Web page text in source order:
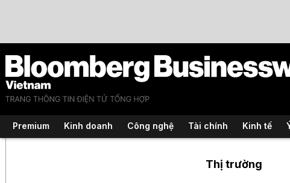
Premium Kinh doanh Công nghệ Tài chính Kinh tế
Thị trường